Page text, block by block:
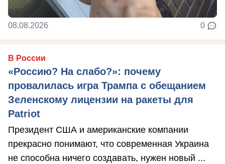
08.08.2026 0
В России
«Россию? На слабо?»: почему
провалилась игра Трампа с обещанием
Зеленскому лицензии на ракеты для
Patriot
Президент США и американские компании
прекрасно понимают, что современная Украина
не способна ничего создавать, нужен новый ...